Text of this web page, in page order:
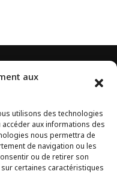
aux
utilisons des technologies
aux informations des
nous permettra de
de navigation ou les
ou de retirer son
certaines caractéristiques